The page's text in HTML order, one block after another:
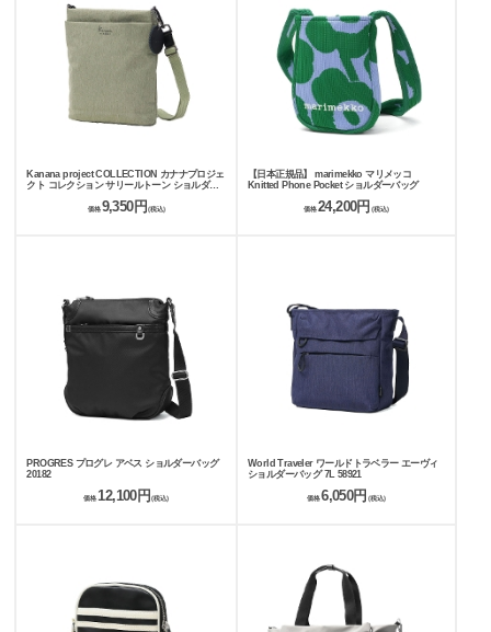
Kanana project COLLECTION カナナプロジェ
クト コレクション サリールトーン ショルダー
価格 9,350円 (税込)
【日本正規品】 marimekko マリメッコ
Knitted Phone Pocket ショルダーバッグ
価格24,200円 (税込)
PROGRES プログレ アベス ショルダーバッグ
20182
価格 12,100円 (税込)
World Traveler ワールドトラベラー エーヴィ
ショルダーバッグ 7L 58921
価格6,050円 (税込)